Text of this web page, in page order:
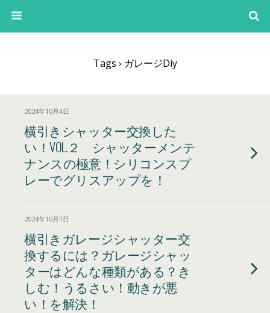
Tags › ガレージdiy
2024年10月4日
横引きシャッター交換した
い！VOL.２ シャッターメンテ
ナンスの極意！シリコンスプ
レーでグリスアップを！
2024年10月1日
横引きガレージシャッター交
換するには？ガレージシャッ
ターはどんな種類がある？き
しむ！うるさい！動きが悪
い！を解決！